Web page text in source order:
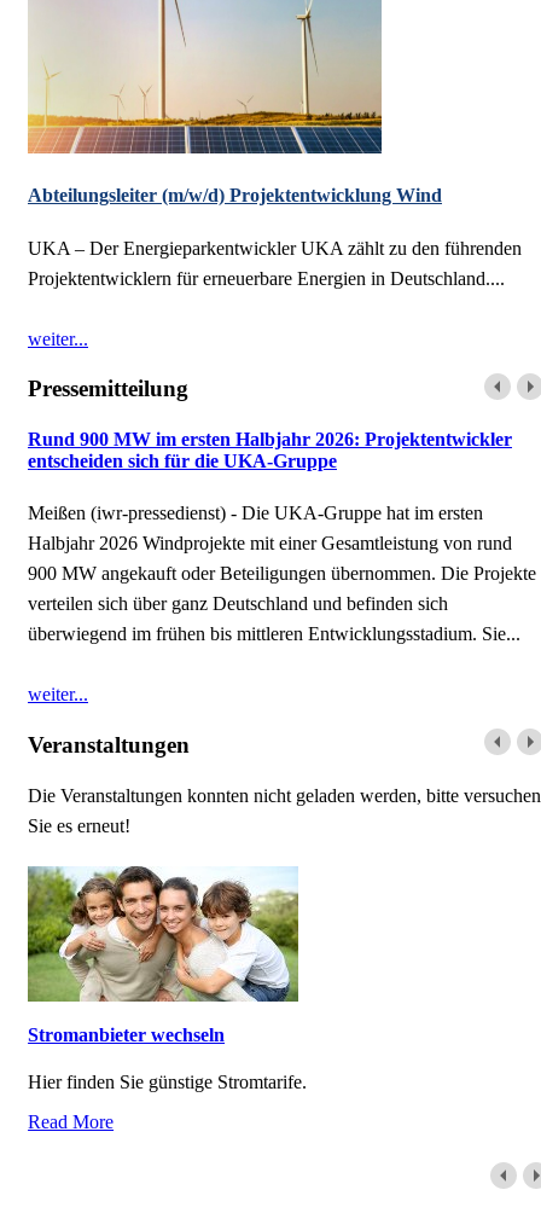
Abteilungsleiter (m/w/d) Projektentwicklung Wind
UKA – Der Energieparkentwickler UKA zählt zu den führenden
Projektentwicklern für erneuerbare Energien in Deutschland....
weiter...
Pressemitteilung
Rund 900 MW im ersten Halbjahr 2026: Projektentwickler
entscheiden sich für die UKA-Gruppe
Meißen (iwr-pressedienst) - Die UKA-Gruppe hat im ersten
Halbjahr 2026 Windprojekte mit einer Gesamtleistung von rund
900 MW angekauft oder Beteiligungen übernommen. Die Projekte
verteilen sich über ganz Deutschland und befinden sich
überwiegend im frühen bis mittleren Entwicklungsstadium. Sie...
weiter...
Veranstaltungen
Die Veranstaltungen konnten nicht geladen werden, bitte versuchen
Sie es erneut!
Stromanbieter wechseln
Hier finden Sie günstige Stromtarife.
Read More